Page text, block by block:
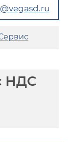
НДС